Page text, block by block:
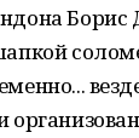
Борис